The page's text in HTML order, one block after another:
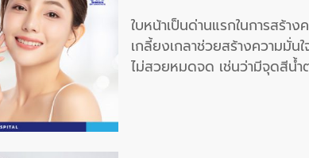
ใบหน้าเป็นด่านแรกในการสร้า
เกลี้ยงเกลาช่วยสร้างความมั่น
ไม่สวยหมดจด เช่นว่ามีจุดสีน้ำต